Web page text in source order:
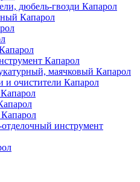
дюбель-гвозди Капарол
Капарол
Капарол
маячковый Капарол
и очистители Капарол
Капарол
инструмент